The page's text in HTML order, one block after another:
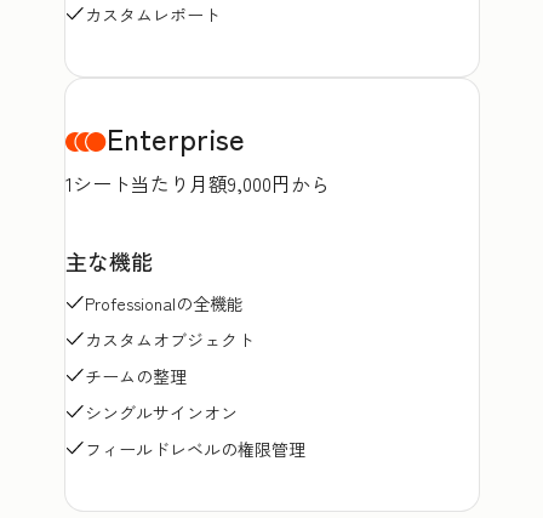
カスタムレポート
Enterprise
1シート当たり月額9,000円から
主な機能
Professionalの全機能
カスタムオブジェクト
チームの整理
シングルサインオン
フィールドレベルの権限管理